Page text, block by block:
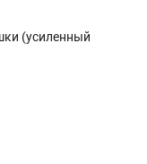
(усиленный